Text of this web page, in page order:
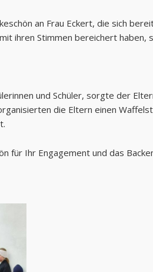
an Frau Eckert, die sich
ihren Stimmen bereichert haben,
und Schüler, sorgte der
die Eltern einen
für Ihr Engagement und das